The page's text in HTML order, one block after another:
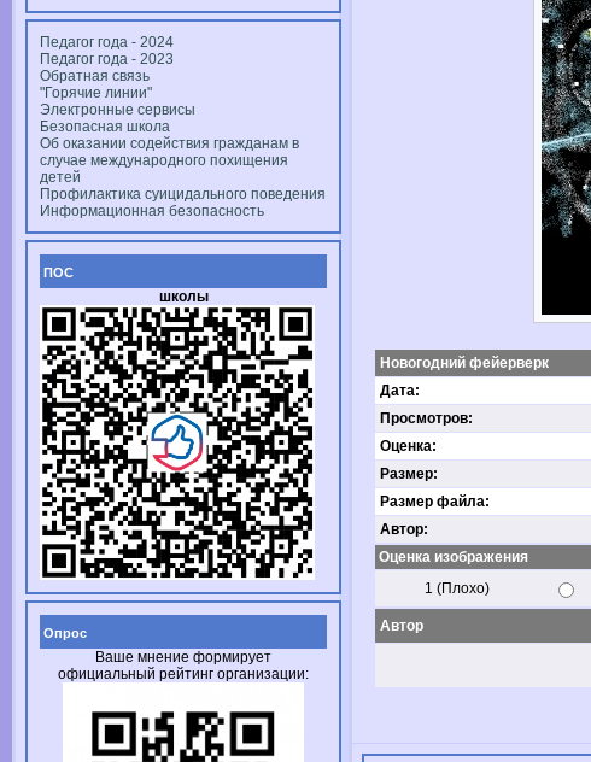
Педагог года - 2024
Педагог года - 2023
Обратная связь
"Горячие линии"
Электронные сервисы
Безопасная школа
Об оказании содействия гражданам в
случае международного похищения
детей
Профилактика суицидального поведения
Информационная безопасность
ПОС
школы
Опрос
Ваше мнение формирует
официальный рейтинг организации:
Новогодний фейерверк
Дата:
Просмотров:
Оценка:
Размер:
Размер файла:
Автор:
Оценка изображения
1 (Плохо)
Автор